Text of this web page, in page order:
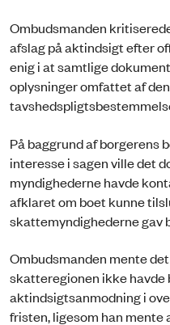
Ombudsmanden
afslag på aktindsigt efter
enig i at samtlige
oplysninger omfattet af
På baggrund af borgerens
interesse i sagen ville det
myndighederne havde
afklaret om boet kunne
skattemyndighederne gav
Ombudsmanden mente
skatteregionen ikke havde
aktindsigtsanmodning i
fristen, ligesom han mente